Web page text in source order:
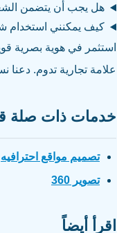
هل يجب أن يتضمن
كيف يمكنني استخدام
استثمر في هوية بصرية
علامة تجارية تدوم.
خدمات ذات صلة
تصميم مواقع احترافيه
تصوير 360
اقرأ أيضاً